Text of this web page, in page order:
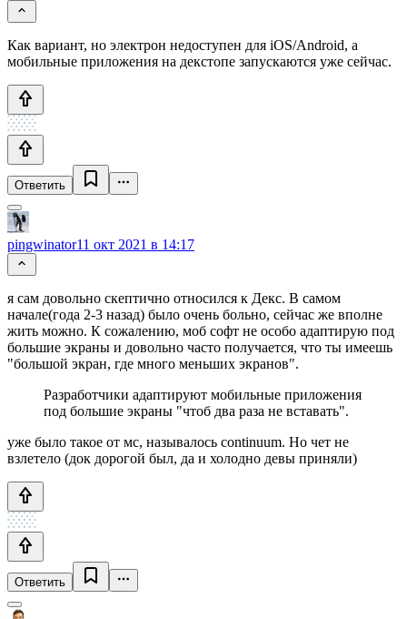
Как вариант, но электрон недоступен для iOS/Android, а
мобильные приложения на декстопе запускаются уже сейчас.
Ответить
pingwinator11 окт 2021 в 14:17
я сам довольно скептично относился к Декс. В самом
начале(года 2-3 назад) было очень больно, сейчас же вполне
жить можно. К сожалению, моб софт не особо адаптирую под
большие экраны и довольно часто получается, что ты имеешь
"большой экран, где много меньших экранов".
Разработчики адаптируют мобильные приложения
под большие экраны "чтоб два раза не вставать".
уже было такое от мс, называлось continuum. Но чет не
взлетело (док дорогой был, да и холодно девы приняли)
Ответить